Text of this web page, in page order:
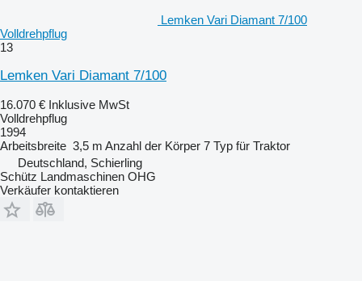
Lemken Vari Diamant 7/100
Volldrehpflug
13
Lemken Vari Diamant 7/100
16.070 € Inklusive MwSt
Volldrehpflug
1994
Arbeitsbreite 3,5 m Anzahl der Körper 7 Typ für Traktor
Deutschland, Schierling
Schütz Landmaschinen OHG
Verkäufer kontaktieren